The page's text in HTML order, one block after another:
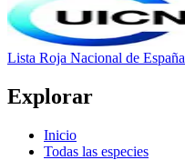
Lista Roja Nacional de España
Explorar
Inicio
Todas las especies